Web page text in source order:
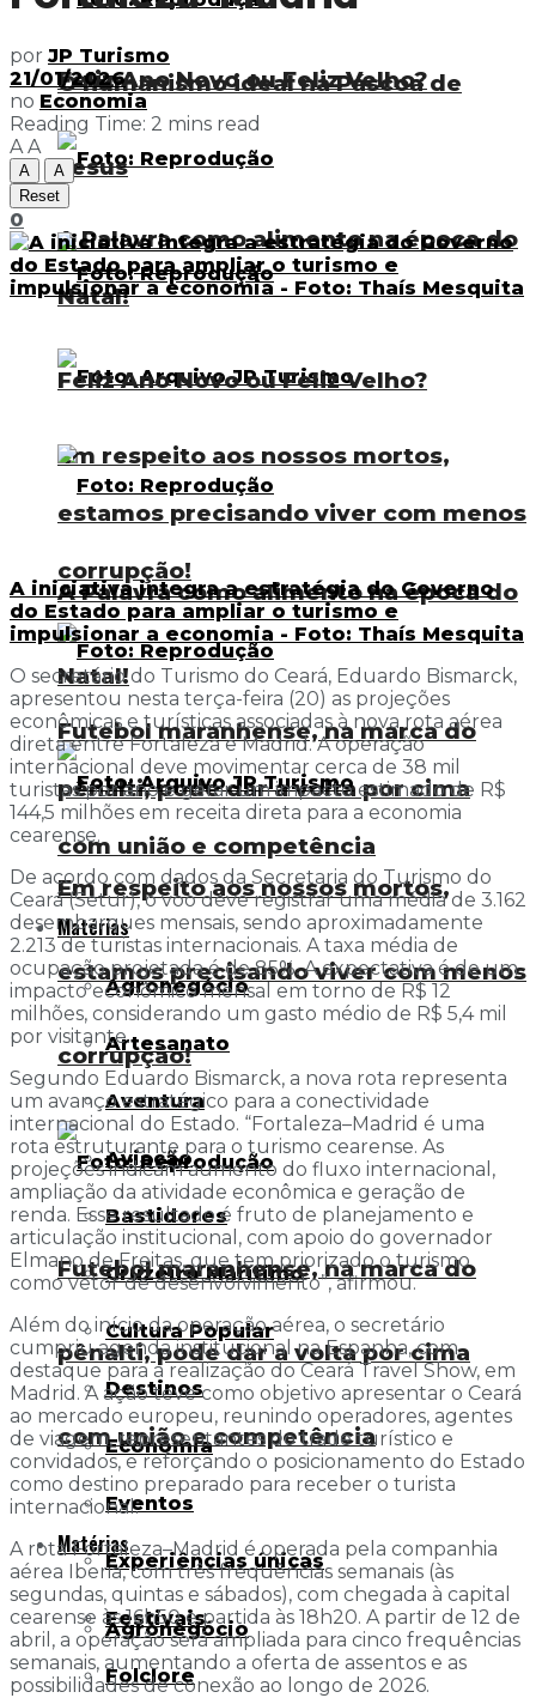
Feliz Ano Novo ou Feliz Velho?
A Palavra como alimento na época do
Natal!
Em respeito aos nossos mortos,
estamos precisando viver com menos
corrupção!
Futebol maranhense, na marca do
pênalti, pode dar a volta por cima
com união e competência
Matérias
Agronegócio
Artesanato
Aventura
Aviação
Bastidores
Cruzeiro Marítimo
Cultura Popular
Destinos
Economia
Eventos
Experiências únicas
Festivais
Folclore
O humanismo ideal na Páscoa de
Jesus
Feliz Ano Novo ou Feliz Velho?
A Palavra como alimento na época do
Natal!
Em respeito aos nossos mortos,
estamos precisando viver com menos
corrupção!
Futebol maranhense, na marca do
pênalti, pode dar a volta por cima
com união e competência
Matérias
Agronegócio
por JP Turismo
21/01/2026
no Economia
Reading Time: 2 mins read
A A
A
A
Reset
0
A iniciativa integra a estratégia do Governo
do Estado para ampliar o turismo e
impulsionar a economia - Foto: Thaís Mesquita
O secretário do Turismo do Ceará, Eduardo Bismarck,
apresentou nesta terça-feira (20) as projeções
econômicas e turísticas associadas à nova rota aérea
direta entre Fortaleza e Madrid. A operação
internacional deve movimentar cerca de 38 mil
turistas por ano e gerar um impacto estimado de R$
144,5 milhões em receita direta para a economia
cearense.
De acordo com dados da Secretaria do Turismo do
Ceará (Setur), o voo deve registrar uma média de 3.162
desembarques mensais, sendo aproximadamente
2.213 de turistas internacionais. A taxa média de
ocupação projetada é de 85%. A expectativa é de um
impacto econômico mensal em torno de R$ 12
milhões, considerando um gasto médio de R$ 5,4 mil
por visitante.
Segundo Eduardo Bismarck, a nova rota representa
um avanço estratégico para a conectividade
internacional do Estado. “Fortaleza–Madrid é uma
rota estruturante para o turismo cearense. As
projeções indicam aumento do fluxo internacional,
ampliação da atividade econômica e geração de
renda. Esse resultado é fruto de planejamento e
articulação institucional, com apoio do governador
Elmano de Freitas, que tem priorizado o turismo
como vetor de desenvolvimento”, afirmou.
Além do início da operação aérea, o secretário
cumpriu agenda institucional na Espanha, com
destaque para a realização do Ceará Travel Show, em
Madrid. A ação teve como objetivo apresentar o Ceará
ao mercado europeu, reunindo operadores, agentes
de viagem, representantes do trade turístico e
convidados, e reforçando o posicionamento do Estado
como destino preparado para receber o turista
internacional.
A rota Fortaleza–Madrid é operada pela companhia
aérea Iberia, com três frequências semanais (às
segundas, quintas e sábados), com chegada à capital
cearense às 16h50 e partida às 18h20. A partir de 12 de
abril, a operação será ampliada para cinco frequências
semanais, aumentando a oferta de assentos e as
possibilidades de conexão ao longo de 2026.